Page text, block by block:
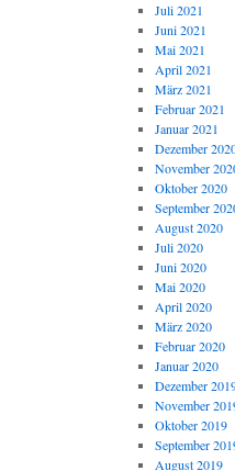
Juli 2021
Juni 2021
Mai 2021
April 2021
März 2021
Februar 2021
Januar 2021
Dezember
November
Oktober 2020
September
August 2020
Juli 2020
Juni 2020
Mai 2020
April 2020
März 2020
Februar 2020
Januar 2020
Dezember
November
Oktober 2019
September
August 2019